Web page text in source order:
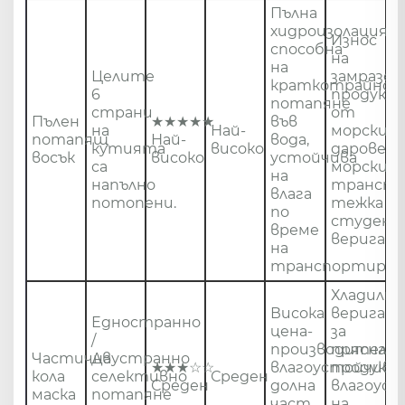
Пълен
потапящ
восък
Целите
6
страни
на
кутията
са
напълно
потопени.
★★★★★
Най-
високо
Най-
високо
Пълна
хидроизолация,
способна
на
краткотрайно
потапяне
във
вода,
устойчива
на
влага
по
време
на
транспортиране
Износ
на
замразени
продукти
от
морски
дарове,
морски
тежка
студена
верига
Частична
кола
маска
Едностранно
/
Двустранно
селективно
потапяне
★★★☆☆
Среден
Среден
Висока
цена-
влагоустойчива
долна
Хладилна
верига
за
прясна